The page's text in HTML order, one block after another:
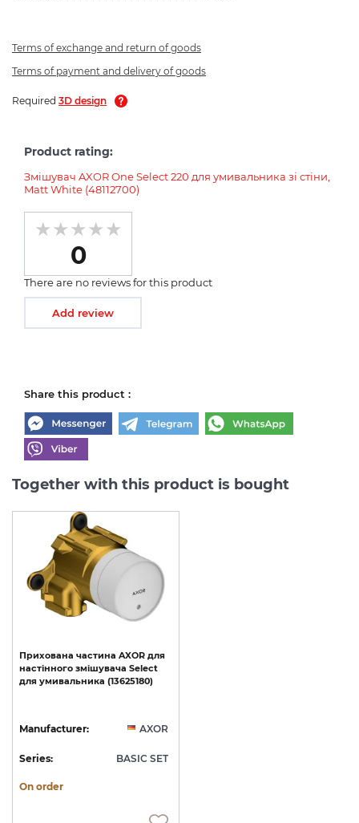
Terms of exchange and return of goods
Terms of payment and delivery of goods
Required 3D design
Product rating:
Змішувач AXOR One Select 220 для умивальника зі стіни,
Matt White (48112700)
0
There are no reviews for this product
Add review
Share this product :
Together with this product is bought
Прихована частина AXOR для
настінного змішувача Select
для умивальника (13625180)
Manufacturer: AXOR
Series: BASIC SET
On order